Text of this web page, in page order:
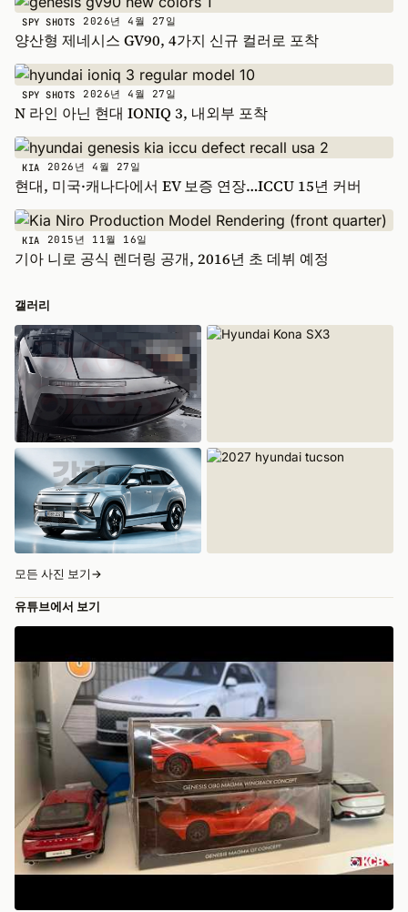
SPY SHOTS 2026년 4월 27일
양산형 제네시스 GV90, 4가지 신규 컬러로 포착
SPY SHOTS 2026년 4월 27일
N 라인 아닌 현대 IONIQ 3, 내외부 포착
KIA 2026년 4월 27일
현대, 미국·캐나다에서 EV 보증 연장…ICCU 15년 커버
KIA 2015년 11월 16일
기아 니로 공식 렌더링 공개, 2016년 초 데뷔 예정
갤러리
모든 사진 보기 →
유튜브에서 보기